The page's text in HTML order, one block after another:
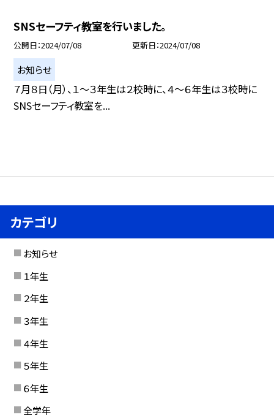
SNSセーフティ教室を行いました。
公開日 2024/07/08 更新日 2024/07/08
お知らせ
７月８日（月）、１〜３年生は２校時に、４〜６年生は３校時に
SNSセーフティ教室を...
カテゴリ
お知らせ
１年生
２年生
３年生
４年生
５年生
６年生
全学年